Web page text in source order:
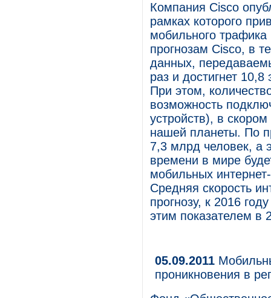
Компания Cisco
рамках которого
мобильного
прогнозам Cisco, в
данных,
раз и достигнет
При этом,
возможность
устройств), в
нашей планеты. По
7,3 млрд человек, а
времени в мире
мобильных
Средняя скорость
прогнозу, к 2016
этим показателем в
05.09.2011
проникновения в